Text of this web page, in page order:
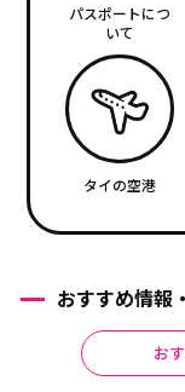
パスポートにつ
いて
タイの空港
おすすめ情報
お